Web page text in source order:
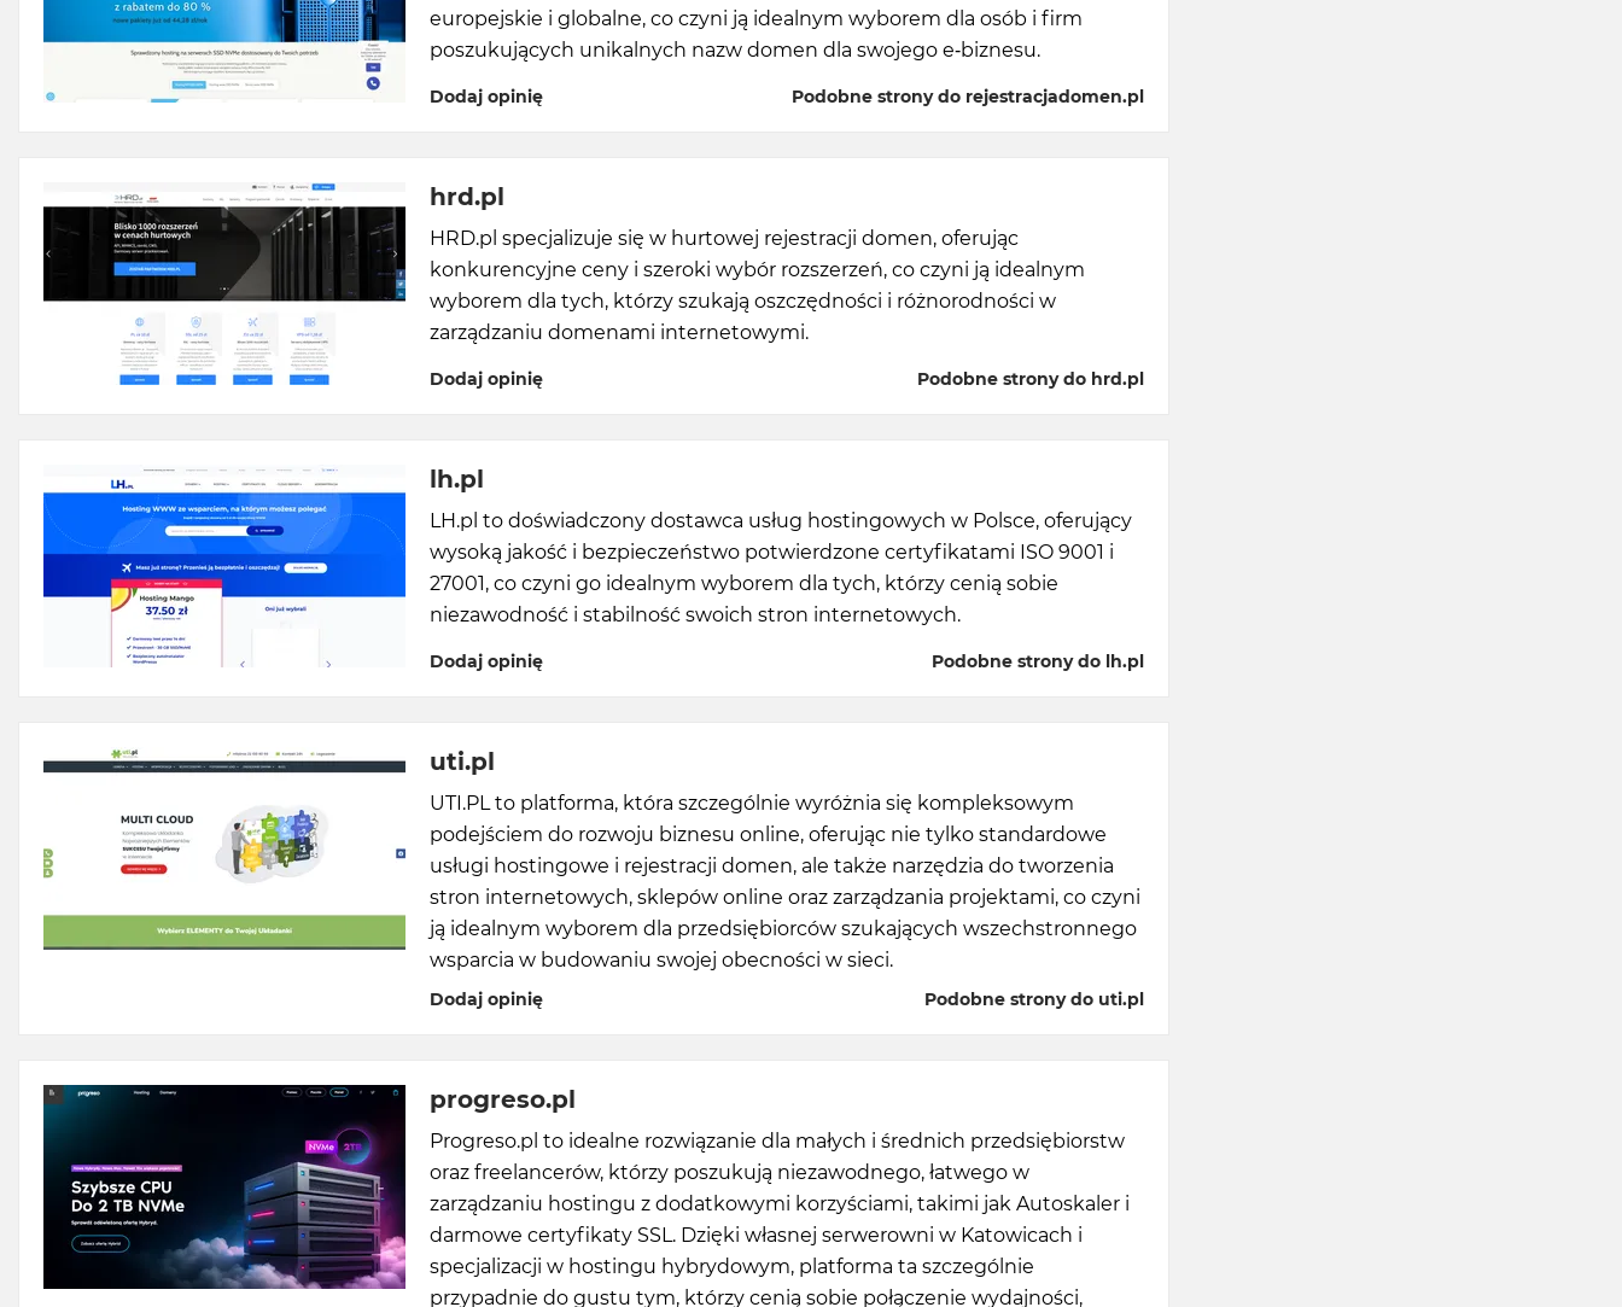
europejskie i globalne, co czyni ją idealnym wyborem dla osób i firm
poszukujących unikalnych nazw domen dla swojego e-biznesu.
Dodaj opinię Podobne strony do rejestracjadomen.pl
hrd.pl
HRD.pl specjalizuje się w hurtowej rejestracji domen, oferując
konkurencyjne ceny i szeroki wybór rozszerzeń, co czyni ją idealnym
wyborem dla tych, którzy szukają oszczędności i różnorodności w
zarządzaniu domenami internetowymi.
Dodaj opinię Podobne strony do hrd.pl
lh.pl
LH.pl to doświadczony dostawca usług hostingowych w Polsce, oferujący
wysoką jakość i bezpieczeństwo potwierdzone certyfikatami ISO 9001 i
27001, co czyni go idealnym wyborem dla tych, którzy cenią sobie
niezawodność i stabilność swoich stron internetowych.
Dodaj opinię Podobne strony do lh.pl
uti.pl
UTI.PL to platforma, która szczególnie wyróżnia się kompleksowym
podejściem do rozwoju biznesu online, oferując nie tylko standardowe
usługi hostingowe i rejestracji domen, ale także narzędzia do tworzenia
stron internetowych, sklepów online oraz zarządzania projektami, co czyni
ją idealnym wyborem dla przedsiębiorców szukających wszechstronnego
wsparcia w budowaniu swojej obecności w sieci.
Dodaj opinię Podobne strony do uti.pl
progreso.pl
Progreso.pl to idealne rozwiązanie dla małych i średnich przedsiębiorstw
oraz freelancerów, którzy poszukują niezawodnego, łatwego w
zarządzaniu hostingu z dodatkowymi korzyściami, takimi jak Autoskaler i
darmowe certyfikaty SSL. Dzięki własnej serwerowni w Katowicach i
specjalizacji w hostingu hybrydowym, platforma ta szczególnie
przypadnie do gustu tym, którzy cenią sobie połączenie wydajności,